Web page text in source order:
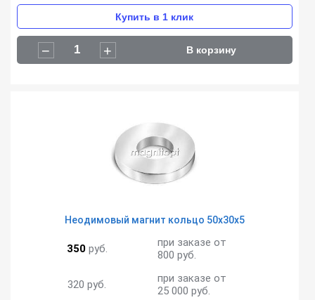
Неодимовый магнит кольцо 50х30х5
350руб.
при заказе от
800 руб.
320 руб.
при заказе от
25 000 руб.